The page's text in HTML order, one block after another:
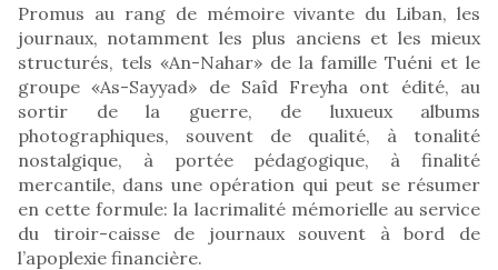
Promus au rang de mémoire vivante du Liban, les
journaux, notamment les plus anciens et les mieux
structurés, tels «An-Nahar» de la famille Tuéni et le
groupe «As-Sayyad» de Saîd Freyha ont édité, au
sortir de la guerre, de luxueux albums
photographiques, souvent de qualité, à tonalité
nostalgique, à portée pédagogique, à finalité
mercantile, dans une opération qui peut se résumer
en cette formule: la lacrimalité mémorielle au service
du tiroir-caisse de journaux souvent à bord de
l’apoplexie financière.